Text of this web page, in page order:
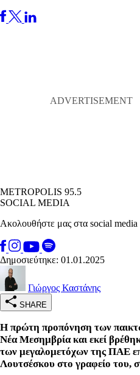
METROPOLIS 95.5
SOCIAL MEDIA
Ακολουθήστε μας στα social media
Δημοσιεύτηκε: 01.01.2025
Γιώργος Καστάνης
SHARE
Η πρώτη προπόνηση των
Νέα Μεσημβρία και εκεί
των μεγαλομετόχων της ΠΑΕ
Λουτσέσκου στο γραφείο του,